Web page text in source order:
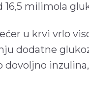
16,5 milimola
u krvi vrlo
dodatne
dovoljno